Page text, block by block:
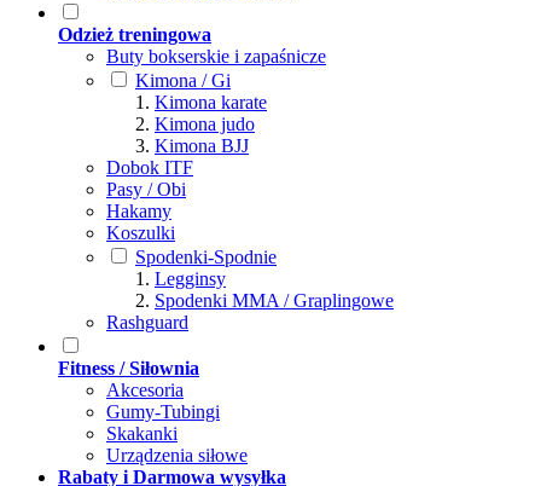
Odzież treningowa
Buty bokserskie i zapaśnicze
Kimona / Gi
Kimona karate
Kimona judo
Kimona BJJ
Dobok ITF
Pasy / Obi
Hakamy
Koszulki
Spodenki-Spodnie
Legginsy
Spodenki MMA / Graplingowe
Rashguard
Fitness / Siłownia
Akcesoria
Gumy-Tubingi
Skakanki
Urządzenia siłowe
Rabaty i Darmowa wysyłka